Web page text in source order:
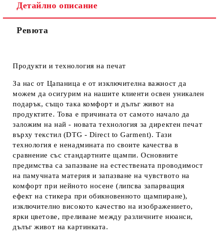
Детайлно описание
Ревюта
Продукти и технология на печат
За нас от Цапаница е от изключителна важност да
можем да осигурим на нашите клиенти освен уникален
подарък, също така комфорт и дълъг живот на
продуктите. Това е причината от самото начало да
заложим на най - новата технология за директен печат
върху текстил (DTG - Direct to Garment). Тази
технология е ненадмината по своите качества в
сравнение със стандартните щампи. Основните
предимства са запазване на естествената проводимост
на памучната материя и запазване на чувството на
комфорт при нейното носене (липсва запарващия
ефект на стикера при обикновенното щампиране),
изключително високото качество на изображението,
ярки цветове, преливане между различните нюанси,
дълъг живот на картинката.